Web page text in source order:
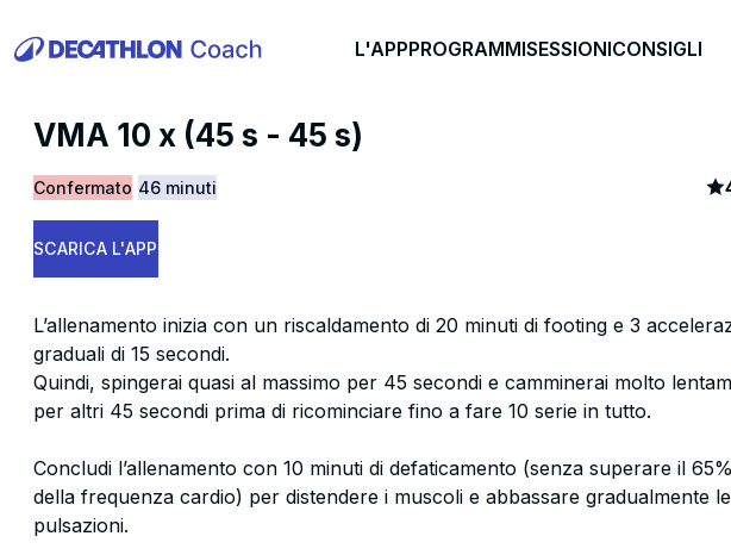
L'APPPROGRAMMISESSIONICONSIGLI
VMA 10 x (45 s - 45 s)
Confermato 46 minuti
SCARICA L'APP
L’allenamento inizia con un riscaldamento di 20 minuti di footing e 3
graduali di 15 secondi.
Quindi, spingerai quasi al massimo per 45 secondi e camminerai molto
per altri 45 secondi prima di ricominciare fino a fare 10 serie in tutto.
Concludi l’allenamento con 10 minuti di defaticamento (senza superare il 65%
della frequenza cardio) per distendere i muscoli e abbassare gradualmente le
pulsazioni.